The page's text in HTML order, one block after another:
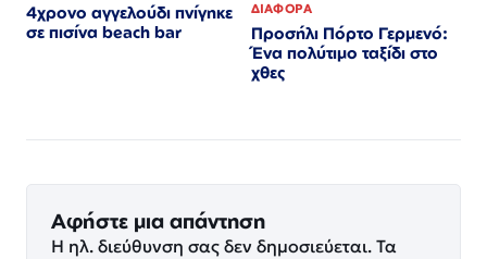
4χρονο αγγελούδι πνίγηκε
σε πισίνα beach bar
ΔΙΑΦΟΡΑ
Προσήλι Πόρτο Γερμενό:
Ένα πολύτιμο ταξίδι στο
χθες
Αφήστε μια απάντηση
Η ηλ. διεύθυνση σας δεν δημοσιεύεται. Τα